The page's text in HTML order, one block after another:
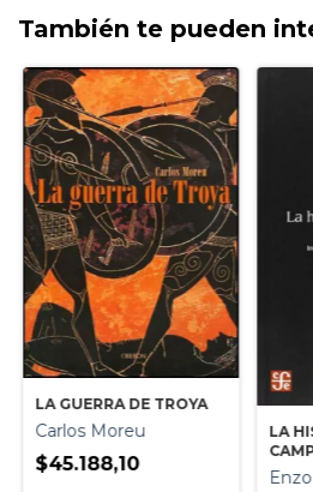
También te pueden
LA GUERRA DE TROYA
Carlos Moreu
$45.188,10
LA